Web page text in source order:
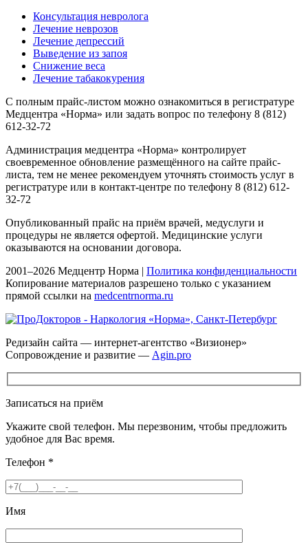
Консультация невролога
Лечение неврозов
Лечение депрессий
Выведение из запоя
Снижение веса
Лечение табакокурения
С полным прайс-листом можно ознакомиться в регистратуре
Медцентра «Норма» или задать вопрос по телефону 8 (812)
612-32-72
Администрация медцентра «Норма» контролирует
своевременное обновление размещённого на сайте прайс-
листа, тем не менее рекомендуем уточнять стоимость услуг в
регистратуре или в контакт-центре по телефону 8 (812) 612-
32-72
Опубликованный прайс на приём врачей, медуслуги и
процедуры не является офертой. Медицинские услуги
оказываются на основании договора.
2001–2026 Медцентр Норма | Политика конфиденциальности
Копирование материалов разрешено только с указанием
прямой ссылки на medcentrnorma.ru
Редизайн сайта — интернет-агентство «Визионер»
Сопровождение и развитие — Agin.pro
Записаться на приём
Укажите свой телефон. Мы перезвоним, чтобы предложить
удобное для Вас время.
Телефон *
Имя